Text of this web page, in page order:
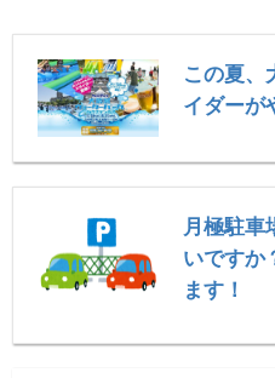
この夏、
イダーが
月極駐車
いですか
ます！